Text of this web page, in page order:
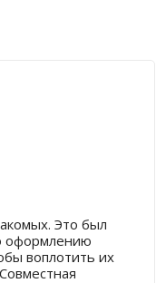
Это был
оформлению
воплотить их